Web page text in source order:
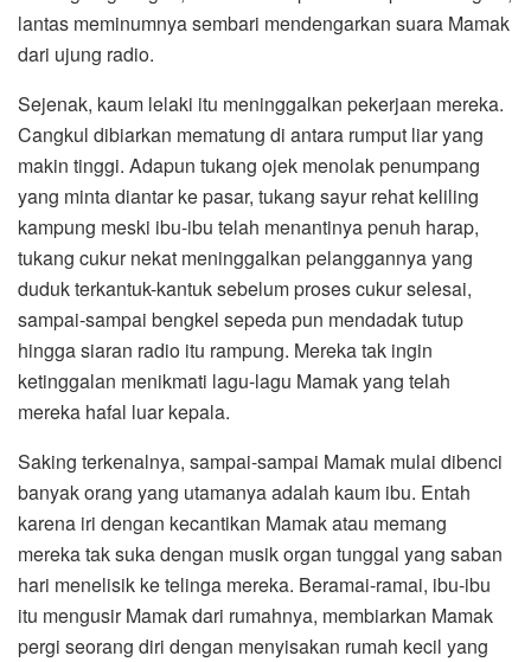
lantas meminumnya sembari mendengarkan suara Mamak
dari ujung radio.
Sejenak, kaum lelaki itu meninggalkan pekerjaan mereka.
Cangkul dibiarkan mematung di antara rumput liar yang
makin tinggi. Adapun tukang ojek menolak penumpang
yang minta diantar ke pasar, tukang sayur rehat keliling
kampung meski ibu-ibu telah menantinya penuh harap,
tukang cukur nekat meninggalkan pelanggannya yang
duduk terkantuk-kantuk sebelum proses cukur selesai,
sampai-sampai bengkel sepeda pun mendadak tutup
hingga siaran radio itu rampung. Mereka tak ingin
ketinggalan menikmati lagu-lagu Mamak yang telah
mereka hafal luar kepala.
Saking terkenalnya, sampai-sampai Mamak mulai dibenci
banyak orang yang utamanya adalah kaum ibu. Entah
karena iri dengan kecantikan Mamak atau memang
mereka tak suka dengan musik organ tunggal yang saban
hari menelisik ke telinga mereka. Beramai-ramai, ibu-ibu
itu mengusir Mamak dari rumahnya, membiarkan Mamak
pergi seorang diri dengan menyisakan rumah kecil yang